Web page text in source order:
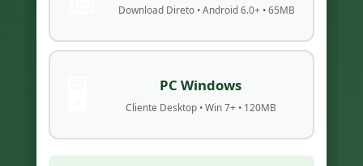
Download Direto • Android 6.0+ • 65MB
PC Windows
Cliente Desktop • Win 7+ • 120MB